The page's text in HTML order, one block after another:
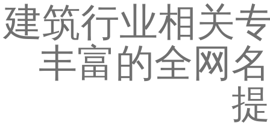
建筑行业相关
丰富的全网